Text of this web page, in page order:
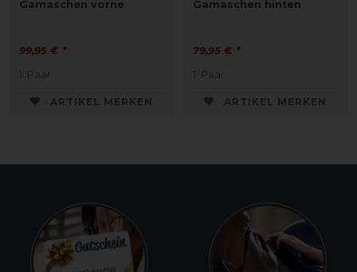
Gamaschen vorne
99,95 € *
1 Paar
ARTIKEL MERKEN
Gamaschen hinten
79,95 € *
1 Paar
ARTIKEL MERKEN